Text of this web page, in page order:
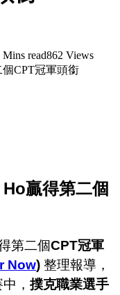
Mins read862 Views
贏得第二個
第二個CPT冠軍
Now) 整理報導，
， 撲克職業選手